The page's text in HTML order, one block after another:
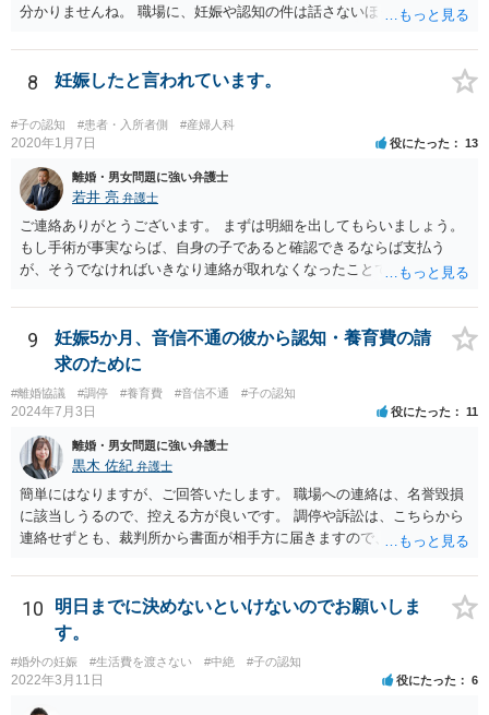
分かりませんね。 職場に、妊娠や認知の件は話さないほうがよいと思
難しいと思われれば、弁護士に入ってもらうことも検討されてくださ
い。 一度、お近くの弁護士に相談されてみてもよいと思います。
8 妊娠したと言われています。
#子の認知 #患者・入所者側 #産婦人科
2020年1月7日 役にたった 13
離婚・男女問題に強い弁護士
若井 亮 弁護士
ご連絡ありがとうございます。 まずは明細を出してもらいましょう。
もし手術が事実ならば、自身の子であると確認できるならば支払う
が、そうでなければいきなり連絡が取れなくなったことで不信感もあ
してはいかがでしょうか。 代理人となる場合ですが、事務所ごとにま
ちまちです。 弊所の場合、交渉をお受けするとなると20万円くらいが
多いかと思います。
9
妊娠5か月、音信不通の彼から認知・養育費の請
求のために
#離婚協議 #調停 #養育費 #音信不通 #子の認知
2024年7月3日 役にたった 11
離婚・男女問題に強い弁護士
黒木 佐紀 弁護士
簡単にはなりますが、ご回答いたします。 職場への連絡は、名誉毀損
に該当しうるので、控える方が良いです。 調停や訴訟は、こちらから
連絡せずとも、裁判所から書面が相手方に届きますので、連絡不要で
いのであれば、調停や訴訟をするしかないかと思います。
10
明日までに決めないといけないのでお願いしま
す。
#婚外の妊娠 #生活費を渡さない #中絶 #子の認知
2022年3月11日 役にたった 6